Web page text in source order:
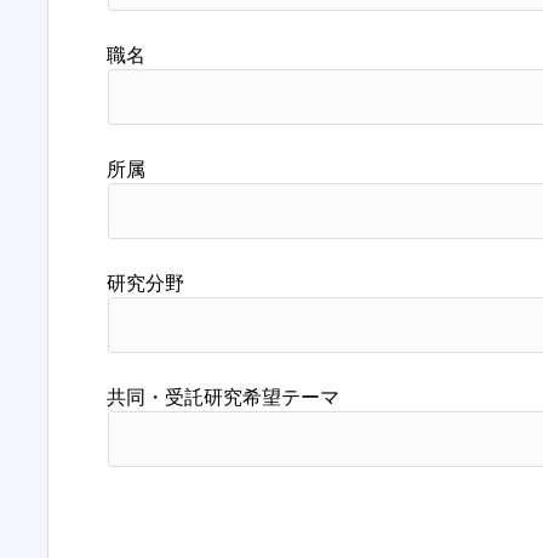
職名
所属
研究分野
共同・受託研究希望テーマ